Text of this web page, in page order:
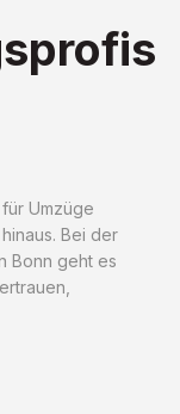
für Umzüge
Bei der
Bonn geht es